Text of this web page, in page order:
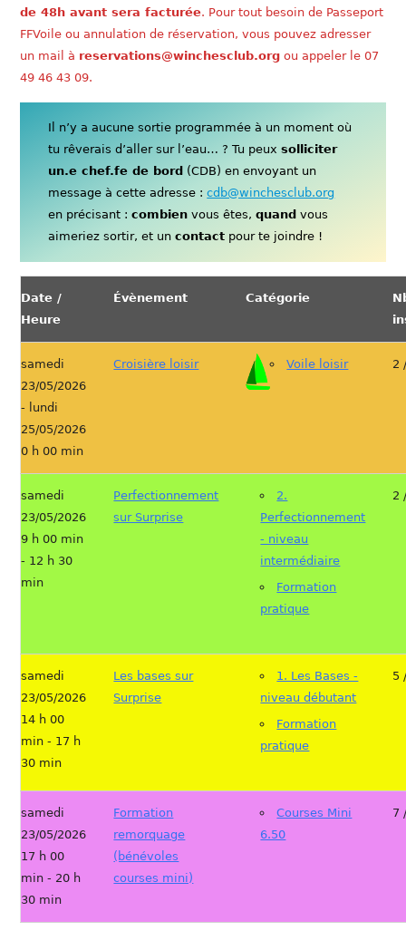
de 48h avant sera facturée. Pour tout besoin de Passeport
FFVoile ou annulation de réservation, vous pouvez adresser
un mail à reservations@winchesclub.org ou appeler le 07
49 46 43 09.
Il n’y a aucune sortie programmée à un moment où
tu rêverais d’aller sur l’eau… ? Tu peuxsolliciter
un.e chef.fe de bord (CDB) en envoyant un
message à cette adresse :cdb@winchesclub.org
en précisant :combien vous êtes,quand vous
aimeriez sortir, et uncontact pour te joindre !
Date /
Heure
Évènement Catégorie
samedi
23/05/2026
- lundi
25/05/2026
0 h 00 min
Croisière loisir Voile loisir 2
samedi
23/05/2026
9 h 00 min
- 12 h 30
min
Perfectionnement
sur Surprise
2.
Perfectionnement
- niveau
intermédiaire
Formation
pratique
2
samedi
23/05/2026
14 h 00
min - 17 h
30 min
Les bases sur
Surprise
1. Les Bases -
niveau débutant
Formation
pratique
5
samedi
23/05/2026
17 h 00
min - 20 h
30 min
Formation
remorquage
(bénévoles
courses mini)
Courses Mini
6.50
7